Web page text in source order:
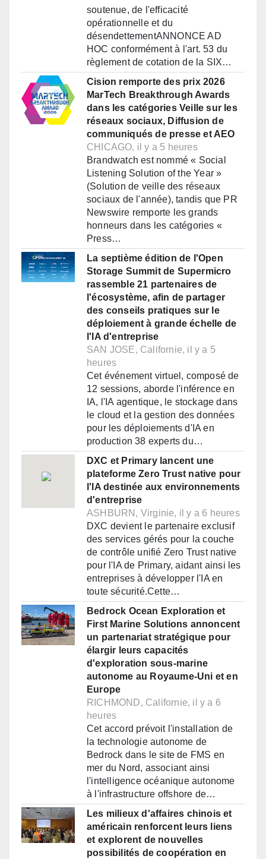
soutenue, de l'efficacité
opérationnelle et du
désendettementANNONCE AD
HOC conformément à l'art. 53 du
règlement de cotation de la SIX…
Cision remporte des prix 2026
MarTech Breakthrough Awards
dans les catégories Veille sur les
réseaux sociaux, Diffusion de
communiqués de presse et AEO
CHICAGO, il y a 5 heures
Brandwatch est nommé « Social
Listening Solution of the Year »
(Solution de veille des réseaux
sociaux de l'année), tandis que PR
Newswire remporte les grands
honneurs dans les catégories «
Press…
La septième édition de l'Open
Storage Summit de Supermicro
rassemble 21 partenaires de
l'écosystème, afin de partager
des conseils pratiques sur le
déploiement à grande échelle de
l'IA d'entreprise
SAN JOSE, Californie, il y a 5
heures
Cet événement virtuel, composé de
12 sessions, aborde l'inférence en
IA, l'IA agentique, le stockage dans
le cloud et la gestion des données
pour les déploiements d'IA en
production 38 experts du…
DXC et Primary lancent une
plateforme Zero Trust native pour
l'IA destinée aux environnements
d'entreprise
ASHBURN, Virginie, il y a 6 heures
DXC devient le partenaire exclusif
des services gérés pour la couche
de contrôle unifié Zero Trust native
pour l'IA de Primary, aidant ainsi les
entreprises à développer l'IA en
toute sécurité.Cette…
Bedrock Ocean Exploration et
First Marine Solutions annoncent
un partenariat stratégique pour
élargir leurs capacités
d'exploration sous-marine
autonome au Royaume-Uni et en
Europe
RICHMOND, Californie, il y a 6
heures
Cet accord prévoit l'installation de
la technologie autonome de
Bedrock dans le site de FMS en
mer du Nord, associant ainsi
l'intelligence océanique autonome
à l'infrastructure offshore de…
Les milieux d'affaires chinois et
américain renforcent leurs liens
et explorent de nouvelles
possibilités de coopération en